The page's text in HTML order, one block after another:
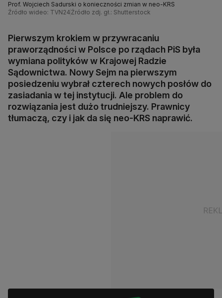
Prof. Wojciech Sadurski o konieczności zmian w neo-KRS
Źródło wideo: TVN24 Źródło zdj. gł.: Shutterstock
Pierwszym krokiem w przywracaniu
praworządności w Polsce po rządach PiS była
wymiana polityków w Krajowej Radzie
Sądownictwa. Nowy Sejm na pierwszym
posiedzeniu wybrał czterech nowych posłów do
zasiadania w tej instytucji. Ale problem do
rozwiązania jest dużo trudniejszy. Prawnicy
tłumaczą, czy i jak da się neo-KRS naprawić.